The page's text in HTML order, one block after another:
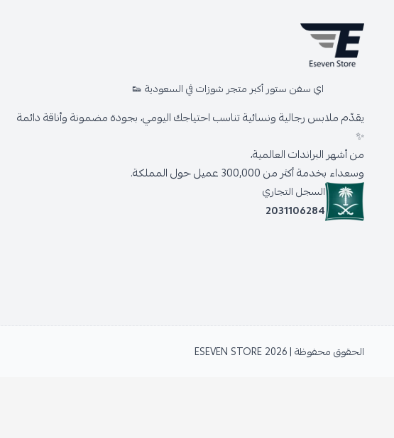
اي سفن ستور أكبر متجر شوزات في السعودية 👟
يقدّم ملابس رجالية ونسائية تناسب احتياجك اليومي، بجودة مضمونة وأناقة دائمة
✨
من أشهر البراندات العالمية،
وسعداء بخدمة أكثر من 300,000 عميل حول المملكة.
السجل التجاري
2031106284
الحقوق محفوظة | 2026 ESEVEN STORE